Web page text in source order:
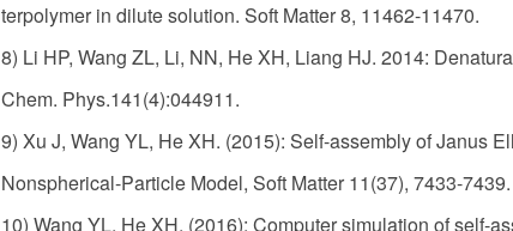
terpolymer in dilute solution. Soft Matter 8, 11462-11470.
8) Li HP, Wang ZL, Li, NN, He XH, Liang HJ. 2014:
Chem. Phys.141(4):044911.
9) Xu J, Wang YL, He XH. (2015): Self-assembly of Janus
Nonspherical-Particle Model, Soft Matter 11(37), 7433-7439.
10) Wang YL, He XH, (2016): Computer simulation of self-